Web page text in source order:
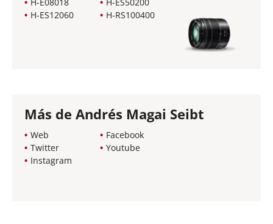
H-ES12060
H-RS100400
Más de Andrés Magai Seibt
Web
Twitter
Instagram
Facebook
Youtube